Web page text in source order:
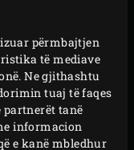
përmbajtjen
të mediave
Ne gjithashtu
tuaj të faqes
partnerët tanë
informacion
e kanë mbledhur
gatimi. Druri i
e mishit të
i jep
dhe të butë.